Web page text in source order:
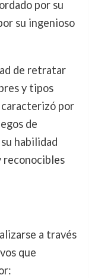
por su
su ingenioso
de retratar
y tipos
caracterizó por
de
habilidad
reconocibles
a través
que